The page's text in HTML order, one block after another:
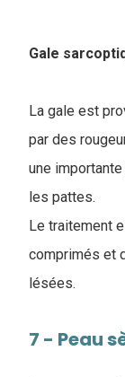
Gale
La gale est
par des
une
les pattes.
Le traitement
comprimés et
lésées.
7 - Peau